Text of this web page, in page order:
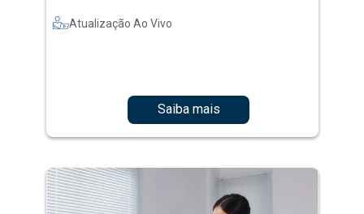
Atualização Ao Vivo
Saiba mais